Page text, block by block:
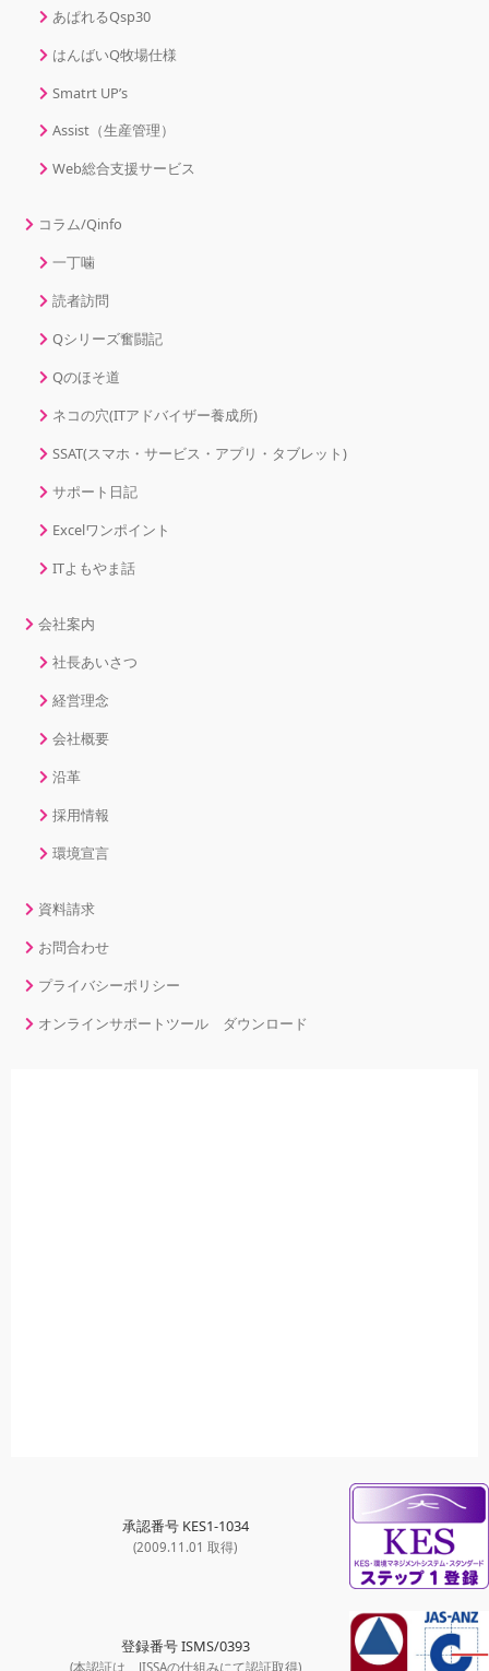
あぱれるQsp30
はんばいQ牧場仕様
Smatrt UP’s
Assist（生産管理）
Web総合支援サービス
コラム/Qinfo
一丁噛
読者訪問
Qシリーズ奮闘記
Qのほそ道
ネコの穴(ITアドバイザー養成所)
SSAT(スマホ・サービス・アプリ・タブレット)
サポート日記
Excelワンポイント
ITよもやま話
会社案内
社長あいさつ
経営理念
会社概要
沿革
採用情報
環境宣言
資料請求
お問合わせ
プライバシーポリシー
オンラインサポートツール ダウンロード
承認番号 KES1-1034
(2009.11.01 取得)
登録番号 ISMS/0393
(本認証は、JISSAの仕組みにて認証取得)